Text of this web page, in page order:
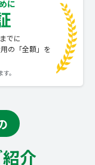
に
でに
の「全額」を
。
介